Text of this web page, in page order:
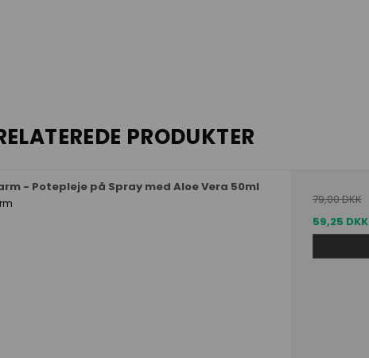
PRODUKTER
- Potepleje på Spray med Aloe Vera 50ml
79,00 DKK
59,25 DKK